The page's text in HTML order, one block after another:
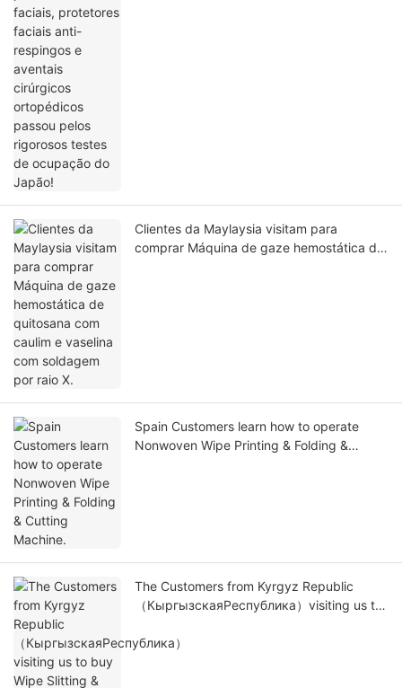
Clientes da Maylaysia visitam para
comprar Máquina de gaze hemostática de
Spain Customers learn how to operate
Nonwoven Wipe Printing & Folding &
The Customers from Kyrgyz Republic
（КыргызскаяРеспублика）visiting us to
and Disposable Towel Machine.